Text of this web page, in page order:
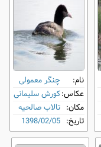
نام:
چنگر معمولی
عکاس:کورش سلیمانی
مکان: تالاب صالحیه
تاریخ: 1398/02/05